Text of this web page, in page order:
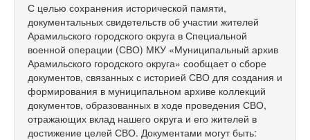
С целью сохранения исторической памяти,
документальных свидетельств об участии жителей
Арамильского городского округа в Специальной
военной операции (СВО) МКУ «Муниципальный архив
Арамильского городского округа» сообщает о сборе
документов, связанных с историей СВО для создания и
формирования в муниципальном архиве коллекций
документов, образованных в ходе проведения СВО,
отражающих вклад нашего округа и его жителей в
достижение целей СВО. Документами могут быть: